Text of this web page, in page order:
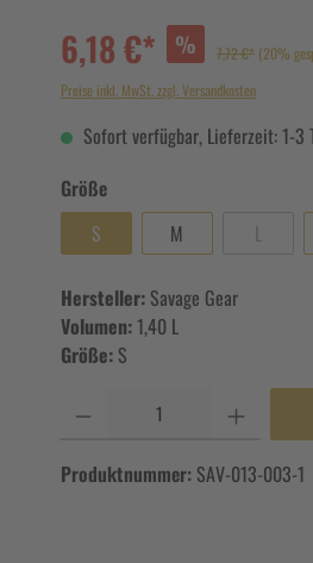
6,18 €* % 7,72 €* (20%
Preise inkl. MwSt. zzgl. Versandkosten
Sofort verfügbar, Lieferzeit: 1-3
Größe
S
M
Hersteller: Savage Gear
Volumen: 1,40 L
Größe: S
Produktnummer: SAV-013-003-1